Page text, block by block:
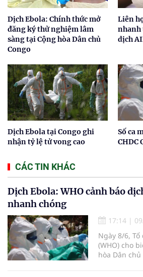
Dịch Ebola: Chính thức mở
đăng ký thử nghiệm lâm
sàng tại Cộng hòa Dân chủ
Congo
Liên
nhanh
dịch
Dịch Ebola tại Congo ghi
nhận tỷ lệ tử vong cao
Số ca
CHDC
CÁC TIN KHÁC
Dịch Ebola: WHO cảnh báo
nhanh chóng
17:14 |
Ngày 8/6,
(WHO) cho
hòa Dân